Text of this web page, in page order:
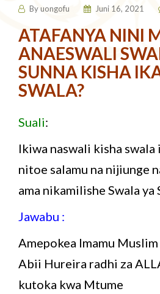
Byuongofu Juni 16, 2021
ATAFANYA NINI
ANAESWALI
SUNNA KISHA
SWALA?
Suali:
Ikiwa naswali kisha
nitoe salamu na nijiunge
ama nikamilishe Swala ya
Jawabu :
Amepokea Imamu
Abii Hureira radhi za
kutoka kwa Mtume